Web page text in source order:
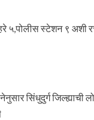
५,पोलीस स्टेशन ९ अशी
सिंधुदुर्ग